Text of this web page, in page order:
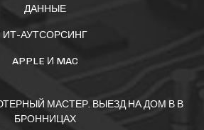
ДАННЫЕ
ИТ-АУТСОРСИНГ
APPLE И MAC
МАСТЕР. ВЫЕЗД НА ДОМ В В
БРОННИЦАХ